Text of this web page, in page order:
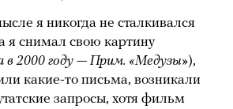
я никогда не сталкивался
я снимал свою картину
в 2000 году — Прим. «Медузы»),
какие-то письма, возникали
запросы, хотя фильм